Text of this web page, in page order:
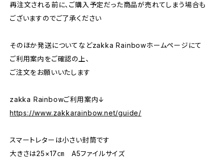
再注文される前に、ご購入予定だった商品が売れてしまう場合も
ございますのでご了承ください
そのほか発送についてなどzakka Rainbowホームページにて
ご利用案内をご確認の上、
ご注文をお願いいたします
zakka Rainbowご利用案内↓
https://www.zakkarainbow.net/guide/
スマートレターは小さい封筒です
大きさは25×17㎝ A5ファイルサイズ